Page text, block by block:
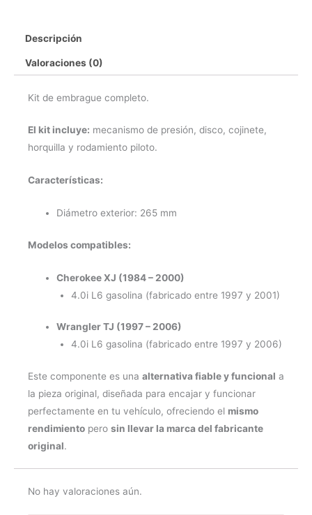
(Genérico)
cantidad
Descripción
Valoraciones (0)
Kit de embrague completo.
El kit incluye: mecanismo de presión, disco, cojinete,
horquilla y rodamiento piloto.
Características:
Diámetro exterior: 265 mm
Modelos compatibles:
Cherokee XJ (1984 – 2000)
4.0i L6 gasolina (fabricado entre 1997 y 2001)
Wrangler TJ (1997 – 2006)
4.0i L6 gasolina (fabricado entre 1997 y 2006)
Este componente es una alternativa fiable y funcional a
la pieza original, diseñada para encajar y funcionar
perfectamente en tu vehículo, ofreciendo el mismo
rendimiento pero sin llevar la marca del fabricante
original.
No hay valoraciones aún.